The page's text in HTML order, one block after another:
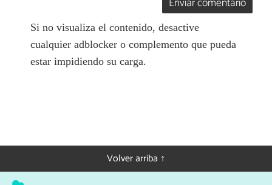
Si no visualiza el contenido, desactive
cualquier adblocker o complemento que pueda
estar impidiendo su carga.
Volver arriba ↑